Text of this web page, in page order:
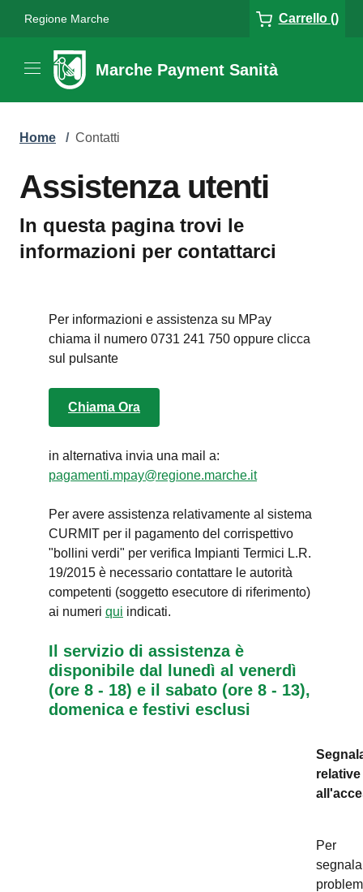
Regione Marche Carrello ()
Marche Payment Sanità
Home / Contatti
Assistenza utenti
In questa pagina trovi le
informazioni per contattarci
Per informazioni e assistenza su MPay
chiama il numero 0731 241 750 oppure clicca
sul pulsante
Chiama Ora
in alternativa invia una mail a:
pagamenti.mpay@regione.marche.it
Per avere assistenza relativamente al sistema
CURMIT per il pagamento del corrispettivo
"bollini verdi" per verifica Impianti Termici L.R.
19/2015 è necessario contattare le autorità
competenti (soggetto esecutore di riferimento)
ai numeri qui indicati.
Il servizio di assistenza è
disponibile dal lunedì al venerdì
(ore 8 - 18) e il sabato (ore 8 - 13),
domenica e festivi esclusi
relative
Per